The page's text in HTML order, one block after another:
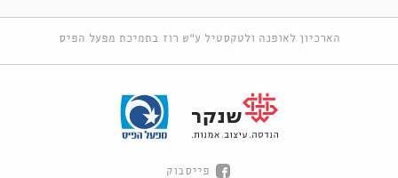
הארכיון לאופנה ולטקסטיל ע"ש רוז בתמיכת מפעל הפיס
פייסבוק